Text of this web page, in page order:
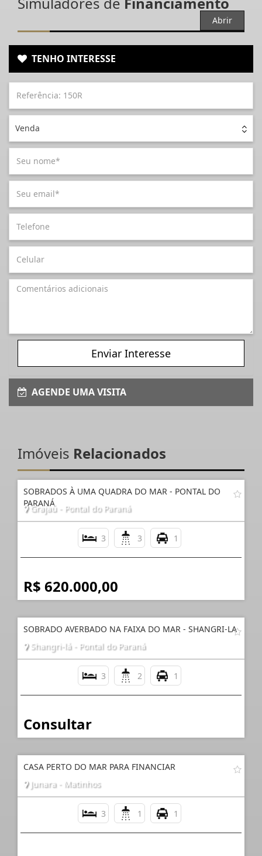
Abrir
TENHO INTERESSE
Venda
Enviar Interesse
AGENDE UMA VISITA
Imóveis Relacionados
SOBRADOS À UMA QUADRA DO MAR - PONTAL DO
PARANÁ
Grajaú - Pontal do Paraná
3 3 1
R$ 620.000,00
SOBRADO AVERBADO NA FAIXA DO MAR - SHANGRI-LA
Shangri-lá - Pontal do Paraná
3 2 1
Consultar
CASA PERTO DO MAR PARA FINANCIAR
Junara - Matinhos
3 1 1